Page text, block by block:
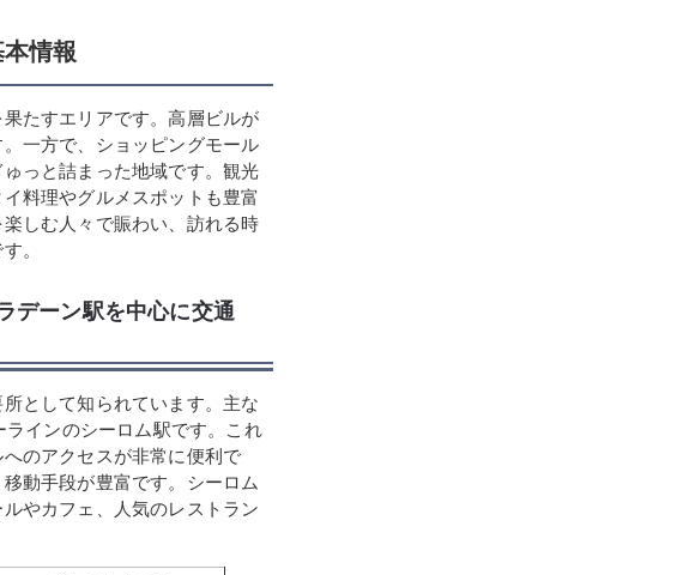
情報
たすエリアです。高層ビルが
一方で、ショッピングモール
っと詰まった地域です。観光
料理やグルメスポットも豊富
しむ人々で賑わい、訪れる時
。
デーン駅を中心に交通
として知られています。主な
インのシーロム駅です。これ
のアクセスが非常に便利で
動手段が豊富です。シーロム
やカフェ、人気のレストラン